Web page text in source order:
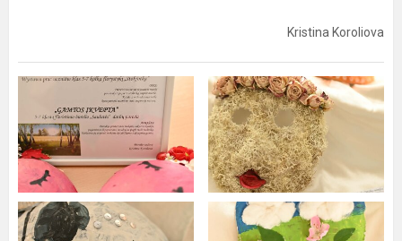
Kristina Koroliova